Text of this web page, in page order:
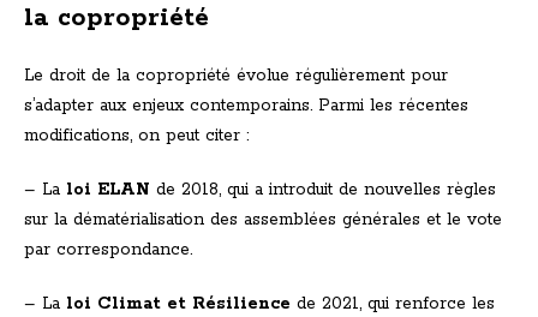
la copropriété
Le droit de la copropriété évolue régulièrement pour
s’adapter aux enjeux contemporains. Parmi les récentes
modifications, on peut citer :
– La loi ELAN de 2018, qui a introduit de nouvelles règles
sur la dématérialisation des assemblées générales et le vote
par correspondance.
– La loi Climat et Résilience de 2021, qui renforce les